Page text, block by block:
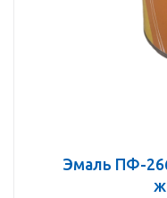
Эмаль ПФ-